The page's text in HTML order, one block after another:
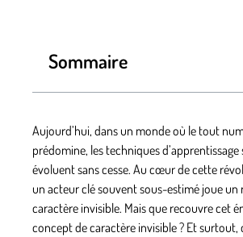
Sommaire
Aujourd’hui, dans un monde où le tout
prédomine, les techniques
évoluent sans cesse. Au cœur de cette
un acteur clé souvent sous-estimé joue un
caractère invisible. Mais que recouvre cet
concept de caractère invisible ? Et